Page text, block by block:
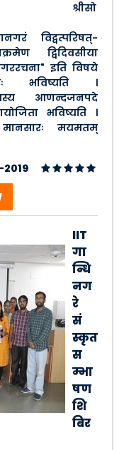
श्रीसो
विद्वत्परिषत्-
द्विदिवसीया
इति विषये
भविष्यति ।
आणन्दजनपदे
भविष्यति ।
मानसारः मयमतम्
IIT
गा
न्धि
नग
रे
सं
स्कृत
स
म्भा
षण
शि
बिर